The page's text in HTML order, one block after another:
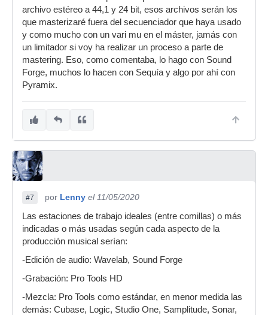
archivo estéreo a 44,1 y 24 bit, esos archivos serán los
que masterizaré fuera del secuenciador que haya usado
y como mucho con un vari mu en el máster, jamás con
un limitador si voy ha realizar un proceso a parte de
mastering. Eso, como comentaba, lo hago con Sound
Forge, muchos lo hacen con Sequía y algo por ahí con
Pyramix.
#7 por Lenny el 11/05/2020
Las estaciones de trabajo ideales (entre comillas) o más
indicadas o más usadas según cada aspecto de la
producción musical serían:
-Edición de audio: Wavelab, Sound Forge
-Grabación: Pro Tools HD
-Mezcla: Pro Tools como estándar, en menor medida las
demás: Cubase, Logic, Studio One, Samplitude, Sonar,